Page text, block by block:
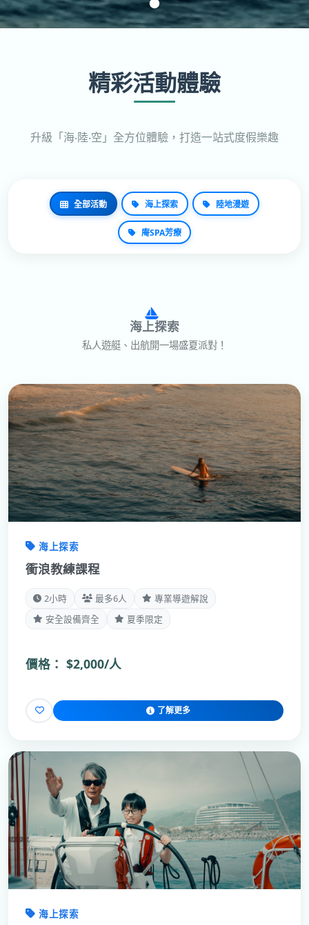
精彩活動體驗
升級「海‧陸‧空」全方位體驗，打造一站式度假樂趣
全部活動 海上探索 陸地漫遊
庵SPA芳療
海上探索
私人遊艇、出航開一場盛夏派對！
海上探索
衝浪教練課程
2小時 最多6人
專業導遊解說
安全設備齊全
夏季限定
價格： $2,000/人
了解更多
海上探索